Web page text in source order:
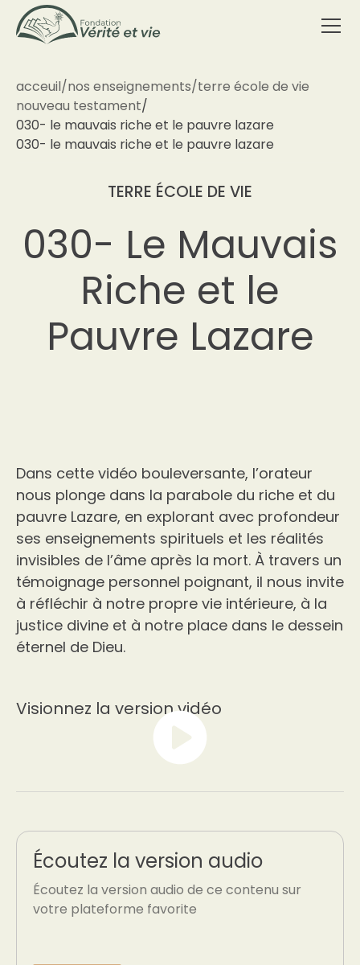
acceuil/nos enseignements/terre école de vie
nouveau testament/
030- le mauvais riche et le pauvre lazare
030- le mauvais riche et le pauvre lazare
TERRE ÉCOLE DE VIE
030- Le Mauvais
Riche et le
Pauvre Lazare
Dans cette vidéo bouleversante, l’orateur
nous plonge dans la parabole du riche et du
pauvre Lazare, en explorant avec profondeur
ses enseignements spirituels et les réalités
invisibles de l’âme après la mort. À travers un
témoignage personnel poignant, il nous invite
à réfléchir à notre propre vie intérieure, à la
justice divine et à notre place dans le dessein
éternel de Dieu.
Visionnez la version vidéo
Écoutez la version audio
Écoutez la version audio de ce contenu sur
votre plateforme favorite